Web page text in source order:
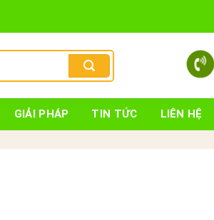
GIẢI PHÁP TIN TỨC LIÊN HỆ